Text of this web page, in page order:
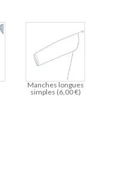
Manches longues
simples (6,00€)